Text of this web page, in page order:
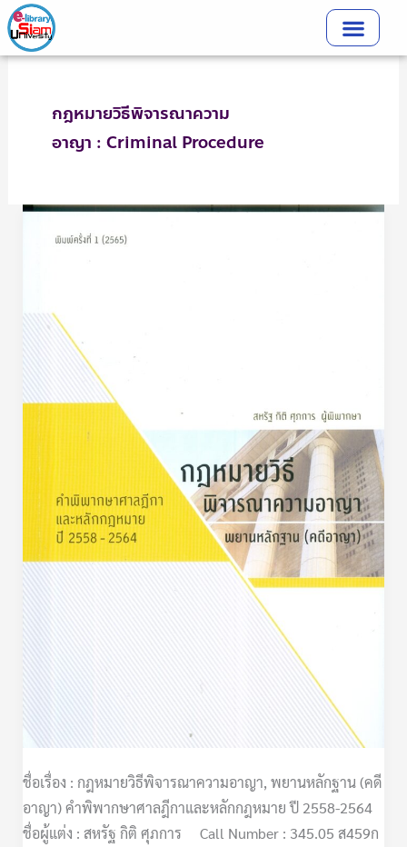
Skip
to
content
กฎหมายวิธีพิจารณาความ
อาญา : Criminal Procedure
ชื่อเรื่อง : กฎหมายวิธีพิจารณาความอาญา, พยานหลักฐาน (คดี
อาญา) คำพิพากษาศาลฎีกาและหลักกฎหมาย ปี 2558-2564
ชื่อผู้แต่ง : สหรัฐ กิติ ศุภการ Call Number : 345.05 ส459ก
กฎหมาย
อาญา,
หลัก
ฐาน
อาญา)
พิพากษา
และ
หลัก
กฎหมาย
ปี
2558-
2564